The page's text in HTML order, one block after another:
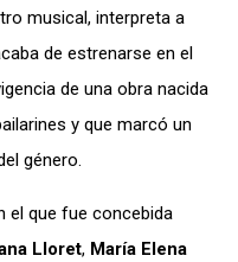
musical, interpreta a
de estrenarse en el
de una obra nacida
y que marcó un
género.
el que fue concebida
Lloret, María Elena